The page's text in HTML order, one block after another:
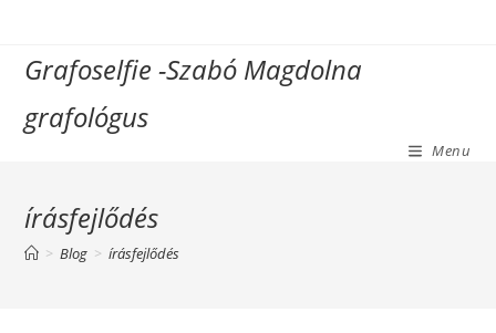
contentGrafoselfie -Szabó Magdolna
grafológus
Menu
írásfejlődés
> Blog > írásfejlődés